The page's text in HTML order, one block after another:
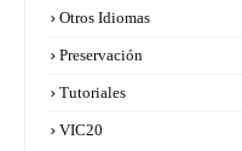
Otros Idiomas
Preservación
Tutoriales
VIC20